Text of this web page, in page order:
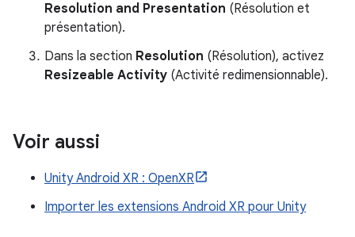
Resolution and Presentation (Résolution et
présentation).
Dans la section Resolution (Résolution), activez
Resizeable Activity (Activité redimensionnable).
Voir aussi
Unity Android XR : OpenXR
Importer les extensions Android XR pour Unity